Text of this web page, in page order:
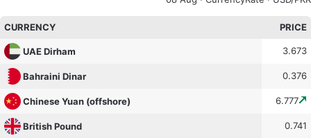
CURRENCY PRICE
UAE Dirham 3.673
Bahraini Dinar 0.376
Chinese Yuan (offshore) 6.777
British Pound 0.741